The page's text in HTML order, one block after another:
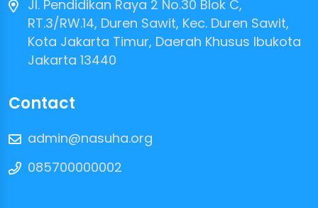
Jl. Pendidikan Raya 2 No.30 Blok C,
RT.3/RW.14, Duren Sawit, Kec. Duren Sawit,
Kota Jakarta Timur, Daerah Khusus Ibukota
Jakarta 13440
Contact
admin@nasuha.org
085700000002